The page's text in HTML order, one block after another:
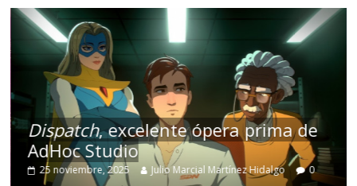
Dispatch, excelente ópera prima de
AdHoc Studio
25 noviembre, 2025 Julio Marcial Martínez Hidalgo 0